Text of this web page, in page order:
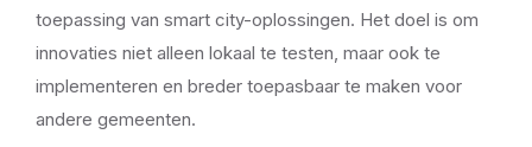
toepassing van smart city-oplossingen. Het doel is om
innovaties niet alleen lokaal te testen, maar ook te
implementeren en breder toepasbaar te maken voor
andere gemeenten.